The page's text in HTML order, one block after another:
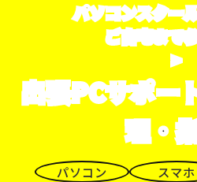
パソコンスクー
ご自宅まで
>
出張PCサポー
理・
パソコン スマホ